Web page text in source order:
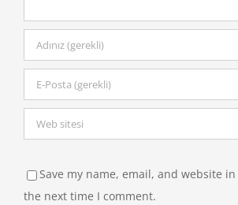
Save my name, email, and website
the next time I comment.